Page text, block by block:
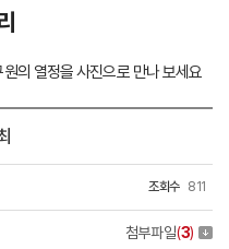
의 열정을 사진으로 만나 보세요
조회수 811
첨부파일(3)